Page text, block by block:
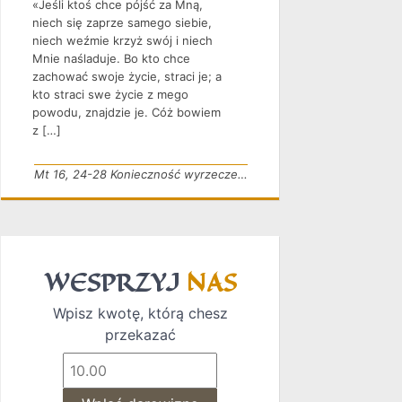
«Jeśli ktoś chce pójść za Mną,
niech się zaprze samego siebie,
niech weźmie krzyż swój i niech
Mnie naśladuje. Bo kto chce
zachować swoje życie, straci je; a
kto straci swe życie z mego
powodu, znajdzie je. Cóż bowiem
z […]
Mt 16, 24-28 Konieczność wyrzeczenia
WESPRZYJ NAS
Wpisz kwotę, którą chesz
przekazać